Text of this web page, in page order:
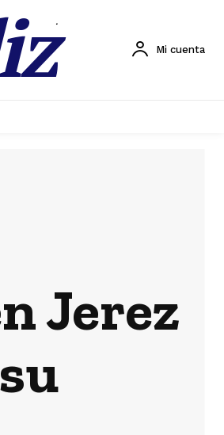
.
Mi cuenta
Jerez